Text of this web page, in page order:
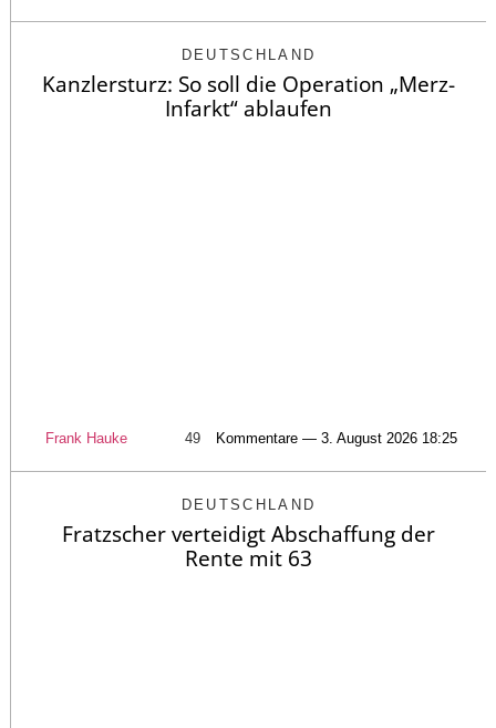
DEUTSCHLAND
Kanzlersturz: So soll die Operation „Merz-
Infarkt“ ablaufen
Frank Hauke 49 Kommentare — 3. August 2026 18:25
DEUTSCHLAND
Fratzscher verteidigt Abschaffung der
Rente mit 63